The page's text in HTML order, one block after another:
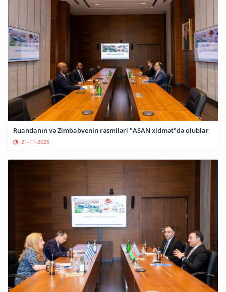
Ruandanın və Zimbabvenin rəsmiləri "ASAN xidmət"də olublar
21-11-2025